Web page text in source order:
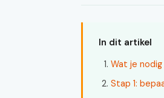
In dit artikel
Wat je
Stap 1: